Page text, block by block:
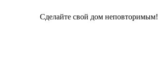
Сделайте свой дом неповторимым!